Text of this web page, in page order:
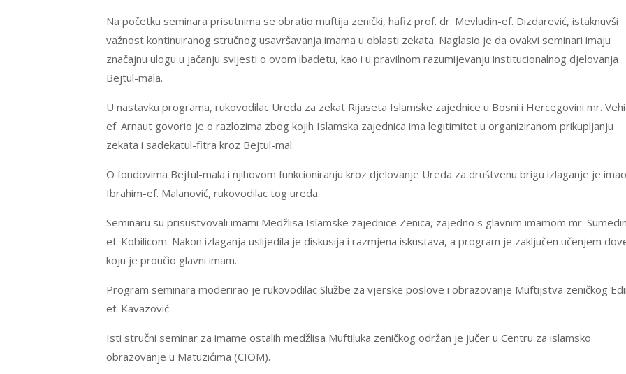
Na početku seminara prisutnima se obratio muftija zenički, hafiz prof. dr. Mevludin-ef. Dizdarević, istaknuvši
važnost kontinuiranog stručnog usavršavanja imama u oblasti zekata. Naglasio je da ovakvi seminari imaju
značajnu ulogu u jačanju svijesti o ovom ibadetu, kao i u pravilnom razumijevanju institucionalnog djelovanja
Bejtul-mala.
U nastavku programa, rukovodilac Ureda za zekat Rijaseta Islamske zajednice u Bosni i Hercegovini mr.
ef. Arnaut govorio je o razlozima zbog kojih Islamska zajednica ima legitimitet u organiziranom prikupljanju
zekata i sadekatul-fitra kroz Bejtul-mal.
O fondovima Bejtul-mala i njihovom funkcioniranju kroz djelovanje Ureda za društvenu brigu izlaganje je imao
Ibrahim-ef. Malanović, rukovodilac tog ureda.
Seminaru su prisustvovali imami Medžlisa Islamske zajednice Zenica, zajedno s glavnim imamom mr.
ef. Kobilicom. Nakon izlaganja uslijedila je diskusija i razmjena iskustava, a program je zaključen učenjem
koju je proučio glavni imam.
Program seminara moderirao je rukovodilac Službe za vjerske poslove i obrazovanje Muftijstva zeničkog
ef. Kavazović.
Isti stručni seminar za imame ostalih medžlisa Muftiluka zeničkog održan je jučer u Centru za islamsko
obrazovanje u Matuzićima (CIOM).